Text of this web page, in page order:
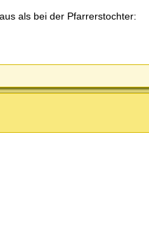
als bei der Pfarrerstochter: